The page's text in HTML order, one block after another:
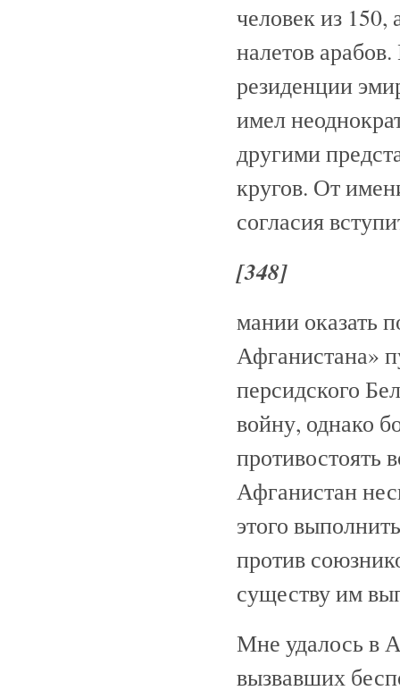
человек из
налетов
резиденции
имел
другими
кругов. От
согласия
[348]
мании оказать
Афганистана»
персидского
войну, однако
противостоять
Афганистан
этого
против
существу им
Мне удалось в
вызвавших